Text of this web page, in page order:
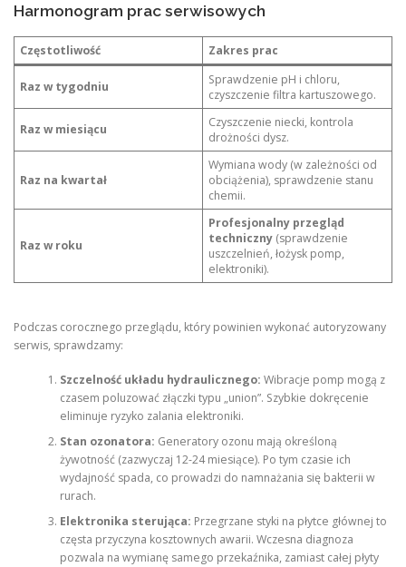
Harmonogram prac serwisowych
Częstotliwość Zakres prac
Raz w tygodniu
Sprawdzenie pH i chloru,
czyszczenie filtra kartuszowego.
Raz w miesiącu
Czyszczenie niecki, kontrola
drożności dysz.
Raz na kwartał
Wymiana wody (w zależności od
obciążenia), sprawdzenie stanu
chemii.
Raz w roku
Profesjonalny przegląd
techniczny (sprawdzenie
uszczelnień, łożysk pomp,
elektroniki).
Podczas corocznego przeglądu, który powinien wykonać autoryzowany
serwis, sprawdzamy:
Szczelność układu hydraulicznego: Wibracje pomp mogą z
czasem poluzować złączki typu „union”. Szybkie dokręcenie
eliminuje ryzyko zalania elektroniki.
Stan ozonatora: Generatory ozonu mają określoną
żywotność (zazwyczaj 12-24 miesiące). Po tym czasie ich
wydajność spada, co prowadzi do namnażania się bakterii w
rurach.
Elektronika sterująca: Przegrzane styki na płytce głównej to
częsta przyczyna kosztownych awarii. Wczesna diagnoza
pozwala na wymianę samego przekaźnika, zamiast całej płyty